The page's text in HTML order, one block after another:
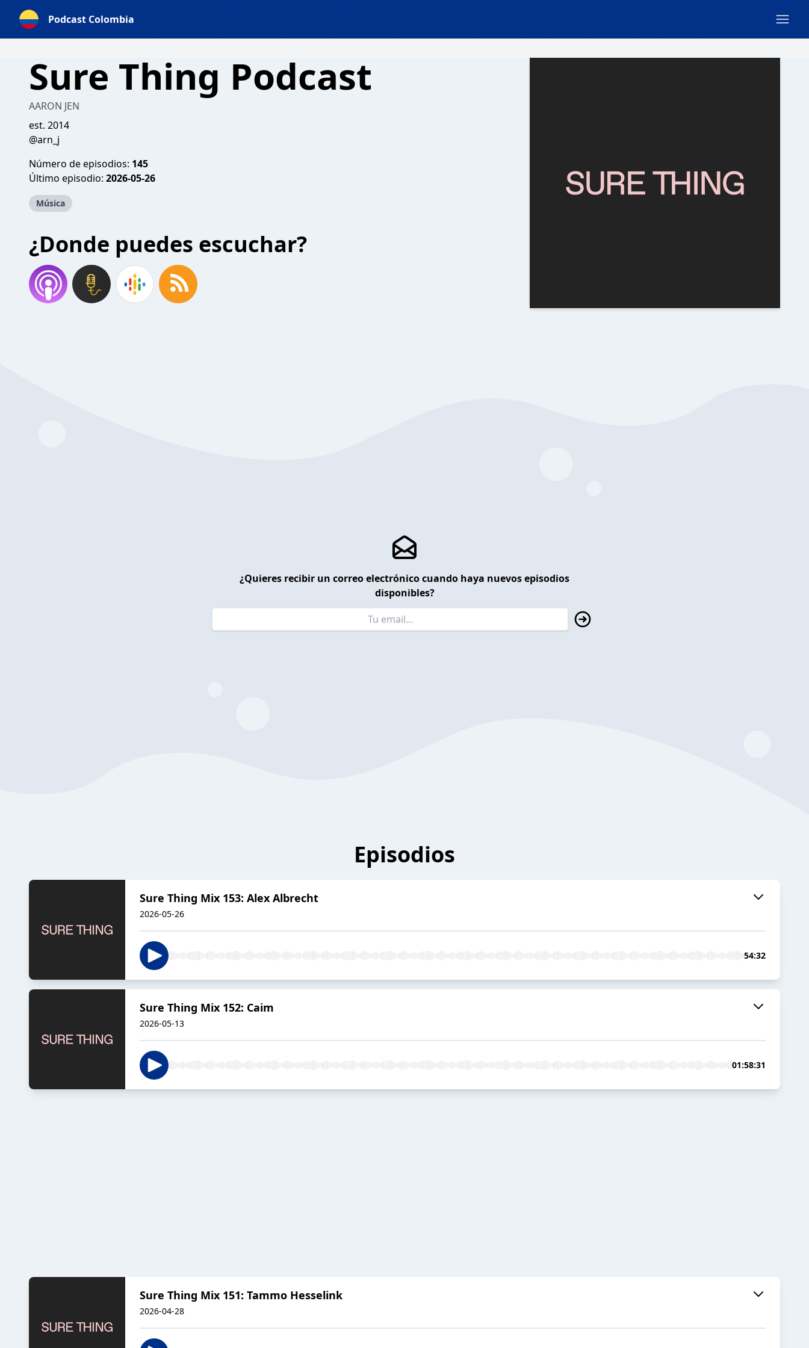
Podcast Colombia
Sure Thing Podcast
AARON JEN
est. 2014
@arn_j
Número de episodios: 145
Último episodio: 2026-05-26
Música
¿Donde puedes escuchar?
¿Quieres recibir un correo electrónico cuando haya nuevos episodios
disponibles?
Episodios
Sure Thing Mix 153: Alex Albrecht
2026-05-26
54:32
Sure Thing Mix 152: Caim
2026-05-13
01:58:31
Sure Thing Mix 151: Tammo Hesselink
2026-04-28